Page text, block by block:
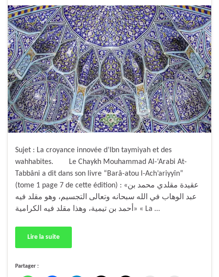
Sujet : La croyance innovée d’Ibn taymiyah et des
wahhabites. Le Chaykh Mouhammad Al-‘Arabi At-
Tabbâni a dit dans son livre “Barâ-atou l-Ach’ariyyîn”
(tome 1 page 7 de cette édition) : «عقيدة مقلدي محمد بن
عبد الوهاب في الله سبحانه وتعالى التجسيم، وهو مقلد فيه
أحمد بن تيمية، وهذا مقلد فيه الكرامية» « La …
Lire la suite
Partager :